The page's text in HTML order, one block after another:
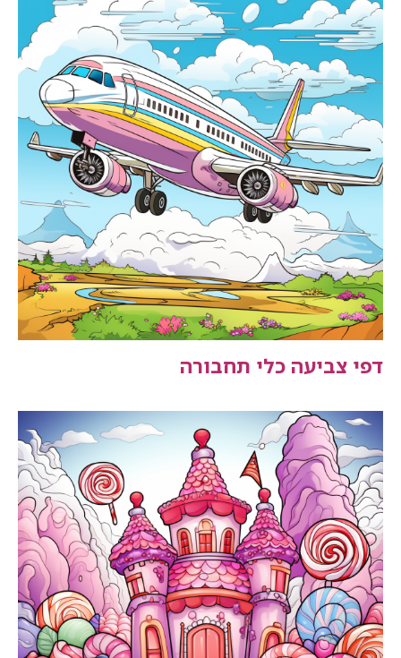
דפי צביעה כלי תחבורה